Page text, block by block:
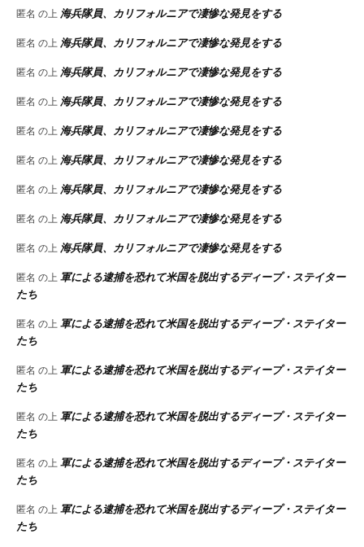
匿名 の上 海兵隊員、カリフォルニアで凄惨な発見をする
匿名 の上 海兵隊員、カリフォルニアで凄惨な発見をする
匿名 の上 海兵隊員、カリフォルニアで凄惨な発見をする
匿名 の上 海兵隊員、カリフォルニアで凄惨な発見をする
匿名 の上 海兵隊員、カリフォルニアで凄惨な発見をする
匿名 の上 海兵隊員、カリフォルニアで凄惨な発見をする
匿名 の上 海兵隊員、カリフォルニアで凄惨な発見をする
匿名 の上 海兵隊員、カリフォルニアで凄惨な発見をする
匿名 の上 海兵隊員、カリフォルニアで凄惨な発見をする
匿名 の上軍による逮捕を恐れて米国を脱出するディープ・ステイター
たち
匿名 の上軍による逮捕を恐れて米国を脱出するディープ・ステイター
たち
匿名 の上軍による逮捕を恐れて米国を脱出するディープ・ステイター
たち
匿名 の上軍による逮捕を恐れて米国を脱出するディープ・ステイター
たち
匿名 の上軍による逮捕を恐れて米国を脱出するディープ・ステイター
たち
匿名 の上軍による逮捕を恐れて米国を脱出するディープ・ステイター
たち